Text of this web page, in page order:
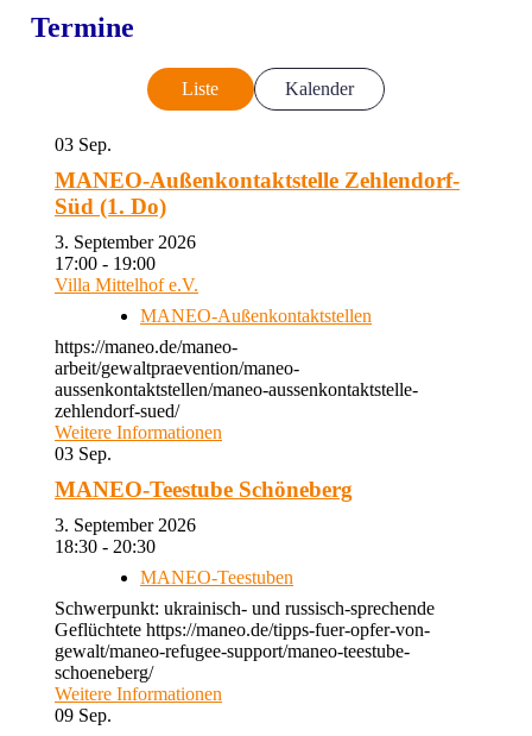
Termine
Liste Kalender
03 Sep.
MANEO-Außenkontaktstelle Zehlendorf-
Süd (1. Do)
3. September 2026
17:00 - 19:00
Villa Mittelhof e.V.
MANEO-Außenkontaktstellen
https://maneo.de/maneo-
arbeit/gewaltpraevention/maneo-
aussenkontaktstellen/maneo-aussenkontaktstelle-
zehlendorf-sued/
Weitere Informationen
03 Sep.
MANEO-Teestube Schöneberg
3. September 2026
18:30 - 20:30
MANEO-Teestuben
Schwerpunkt: ukrainisch- und russisch-sprechende
Geflüchtete https://maneo.de/tipps-fuer-opfer-von-
gewalt/maneo-refugee-support/maneo-teestube-
schoeneberg/
Weitere Informationen
09 Sep.